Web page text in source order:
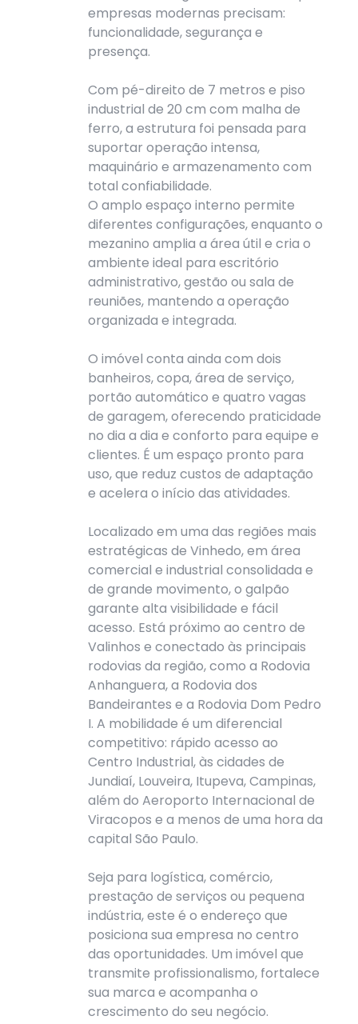
empresas modernas precisam:
funcionalidade, segurança e
presença.
Com pé-direito de 7 metros e piso
industrial de 20 cm com malha de
ferro, a estrutura foi pensada para
suportar operação intensa,
maquinário e armazenamento com
total confiabilidade.
O amplo espaço interno permite
diferentes configurações, enquanto o
mezanino amplia a área útil e cria o
ambiente ideal para escritório
administrativo, gestão ou sala de
reuniões, mantendo a operação
organizada e integrada.
O imóvel conta ainda com dois
banheiros, copa, área de serviço,
portão automático e quatro vagas
de garagem, oferecendo praticidade
no dia a dia e conforto para equipe e
clientes. É um espaço pronto para
uso, que reduz custos de adaptação
e acelera o início das atividades.
Localizado em uma das regiões mais
estratégicas de Vinhedo, em área
comercial e industrial consolidada e
de grande movimento, o galpão
garante alta visibilidade e fácil
acesso. Está próximo ao centro de
Valinhos e conectado às principais
rodovias da região, como a Rodovia
Anhanguera, a Rodovia dos
Bandeirantes e a Rodovia Dom Pedro
I. A mobilidade é um diferencial
competitivo: rápido acesso ao
Centro Industrial, às cidades de
Jundiaí, Louveira, Itupeva, Campinas,
além do Aeroporto Internacional de
Viracopos e a menos de uma hora da
capital São Paulo.
Seja para logística, comércio,
prestação de serviços ou pequena
indústria, este é o endereço que
posiciona sua empresa no centro
das oportunidades. Um imóvel que
transmite profissionalismo, fortalece
sua marca e acompanha o
crescimento do seu negócio.